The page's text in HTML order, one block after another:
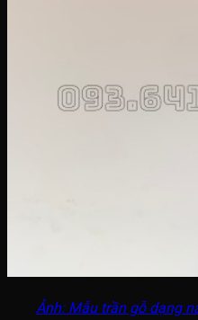
Ảnh: Mẫu trần gỗ dạng